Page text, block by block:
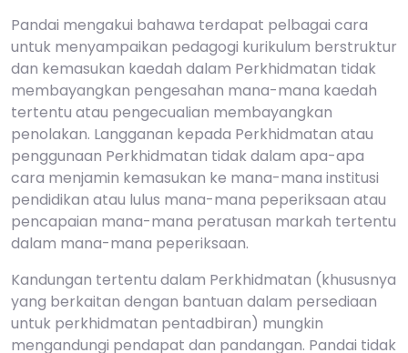
Pandai mengakui bahawa terdapat pelbagai cara
untuk menyampaikan pedagogi kurikulum berstruktur
dan kemasukan kaedah dalam Perkhidmatan tidak
membayangkan pengesahan mana-mana kaedah
tertentu atau pengecualian membayangkan
penolakan. Langganan kepada Perkhidmatan atau
penggunaan Perkhidmatan tidak dalam apa-apa
cara menjamin kemasukan ke mana-mana institusi
pendidikan atau lulus mana-mana peperiksaan atau
pencapaian mana-mana peratusan markah tertentu
dalam mana-mana peperiksaan.
Kandungan tertentu dalam Perkhidmatan (khususnya
yang berkaitan dengan bantuan dalam persediaan
untuk perkhidmatan pentadbiran) mungkin
mengandungi pendapat dan pandangan. Pandai tidak